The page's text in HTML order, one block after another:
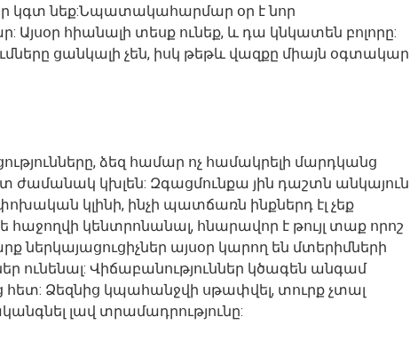
կգտ նեք:Նպատակահարմար օր է նոր
Այսօր հիանալի տեսք ունեք, և դա կնկատեն բոլորը:
ցանկալի չեն, իսկ թեթև վազքը միայն օգտակար
ձեզ համար ոչ համակրելի մարդկանց
ժամանակ կխլեն: Զգացմունքա յին դաշտն անկայուն
կլինի, ինչի պատճառն ինքներդ էլ չեք
կենտրոնանալ, հնարավոր է թույլ տաք որոշ
ներկայացուցիչներ այսօր կարող են մտերիմների
ունենալ: Վիճաբանություններ կծագեն անգամ
Ձեզնից կպահանջվի սթափվել, տուրք չտալ
լավ տրամադրությունը: